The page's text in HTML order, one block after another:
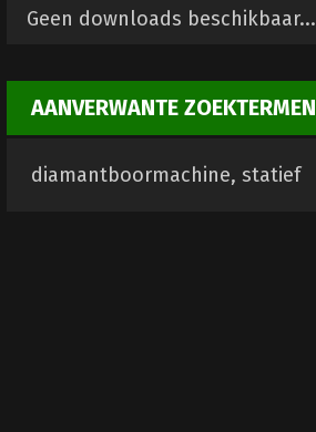
Geen downloads beschikbaar...
AANVERWANTE ZOEKTERMEN
diamantboormachine, statief